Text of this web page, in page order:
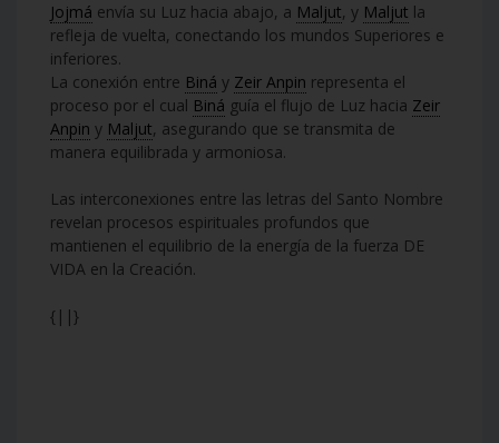
Jojmá envía su Luz hacia abajo, a Maljut, y Maljut la
refleja de vuelta, conectando los mundos Superiores e
inferiores.
La conexión entre Biná y Zeir Anpin representa el
proceso por el cual Biná guía el flujo de Luz hacia Zeir
Anpin y Maljut, asegurando que se transmita de
manera equilibrada y armoniosa.
Las interconexiones entre las letras del Santo Nombre
revelan procesos espirituales profundos que
mantienen el equilibrio de la energía de la fuerza DE
VIDA en la Creación.
{||}